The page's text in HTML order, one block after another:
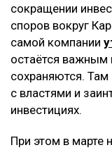
сокращении
споров вокруг
самой компании
остаётся важным
сохраняются.
с властями и
инвестициях.
При этом в марте